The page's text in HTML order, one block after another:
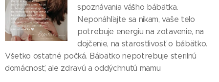
spoznávania vášho bábätka.
Neponáhľajte sa nikam, vaše telo
potrebuje energiu na zotavenie, na
dojčenie, na starostlivosť o bábätko.
Všetko ostatné počká. Bábätko nepotrebuje sterilnú
domácnosť, ale zdravú a oddýchnutú mamu 🤍